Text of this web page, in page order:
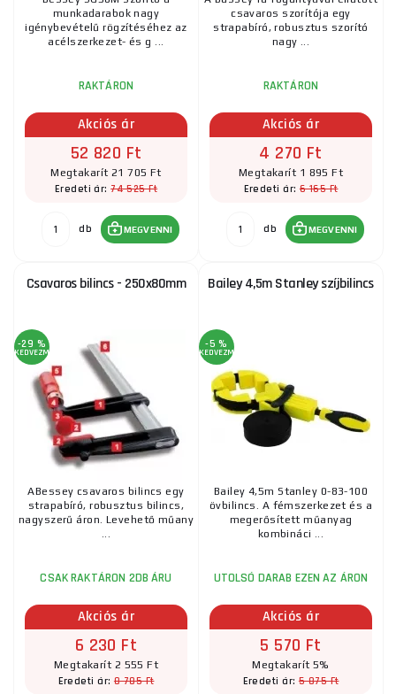
munkadarabok nagy
igénybevételű rögzítéséhez az
acélszerkezet- és g ...
RAKTÁRON
Akciós ár
52 820 Ft
Megtakarít 21 705 Ft
Eredeti ár:74 525 Ft
db MEGVENNI
csavaros szorítója egy
strapabíró, robusztus szorító
nagy ...
RAKTÁRON
Akciós ár
4 270 Ft
Megtakarít 1 895 Ft
Eredeti ár:6 165 Ft
db MEGVENNI
Csavaros bilincs - 250x80mm
-29 %
KEDVEZMÉNY
ABessey csavaros bilincs egy
strapabíró, robusztus bilincs,
nagyszerű áron. Levehető műany
...
CSAK RAKTÁRON 2DB ÁRU
Akciós ár
6 230 Ft
Megtakarít 2 555 Ft
Eredeti ár:8 785 Ft
Bailey 4,5m Stanley szíjbilincs
-5 %
KEDVEZMÉNY
Bailey 4,5m Stanley 0-83-100
övbilincs. A fémszerkezet és a
megerősített műanyag
kombináci ...
UTOLSÓ DARAB EZEN AZ ÁRON
Akciós ár
5 570 Ft
Megtakarít 5%
Eredeti ár:5 875 Ft